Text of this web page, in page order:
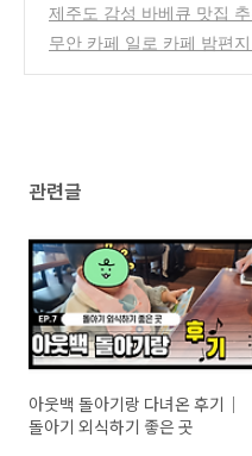
제주도 감성 바베큐 맛집
트 노형점 방문 후기 (투명
무안 카페 일로 카페 밤편
관련글
아웃백 돌아기랑 다녀온 후기｜
돌아기 외식하기 좋은 곳